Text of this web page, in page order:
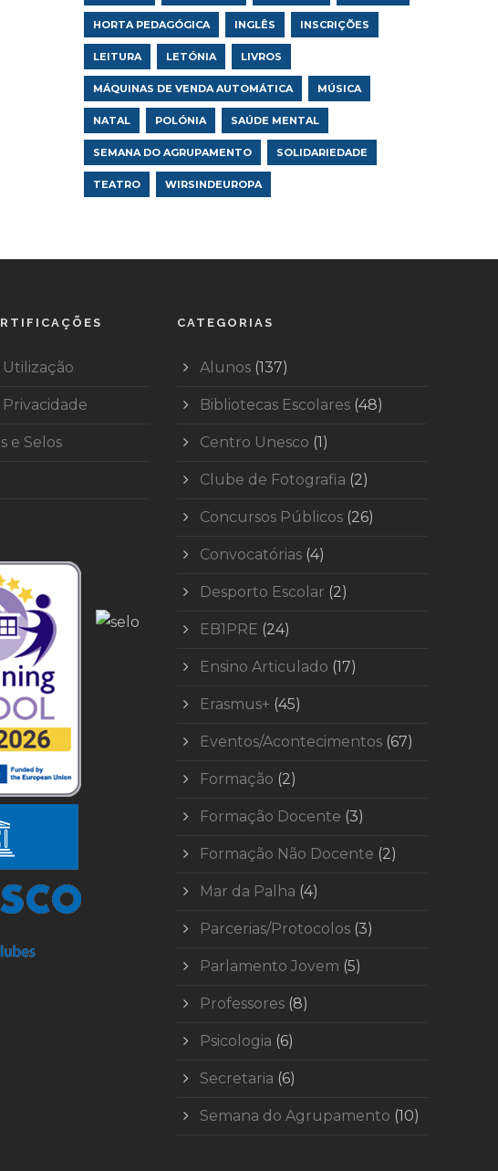
HORTA PEDAGÓGICA INGLÊS INSCRIÇÕES
LEITURA LETÓNIA LIVROS
MÁQUINAS DE VENDA AUTOMÁTICA MÚSICA
NATAL POLÓNIA SAÚDE MENTAL
SEMANA DO AGRUPAMENTO SOLIDARIEDADE
TEATRO WIRSINDEUROPA
e Selos
CATEGORIAS
Alunos (137)
Bibliotecas Escolares (48)
Centro Unesco (1)
Clube de Fotografia (2)
Concursos Públicos (26)
Convocatórias (4)
Desporto Escolar (2)
EB1PRE (24)
Ensino Articulado (17)
Erasmus+ (45)
Eventos/Acontecimentos (67)
Formação (2)
Formação Docente (3)
Formação Não Docente (2)
Mar da Palha (4)
Parcerias/Protocolos (3)
Parlamento Jovem (5)
Professores (8)
Psicologia (6)
Secretaria (6)
Semana do Agrupamento (10)